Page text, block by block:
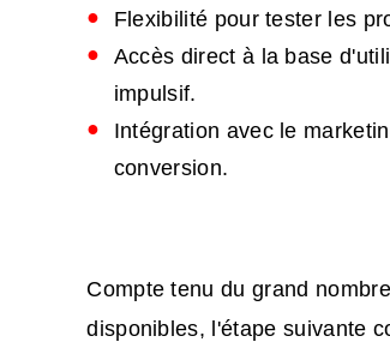
Flexibilité pour tester les
Accès direct à la base
impulsif.
Intégration avec le
conversion.
Compte tenu du grand
disponibles, l'étape suivante